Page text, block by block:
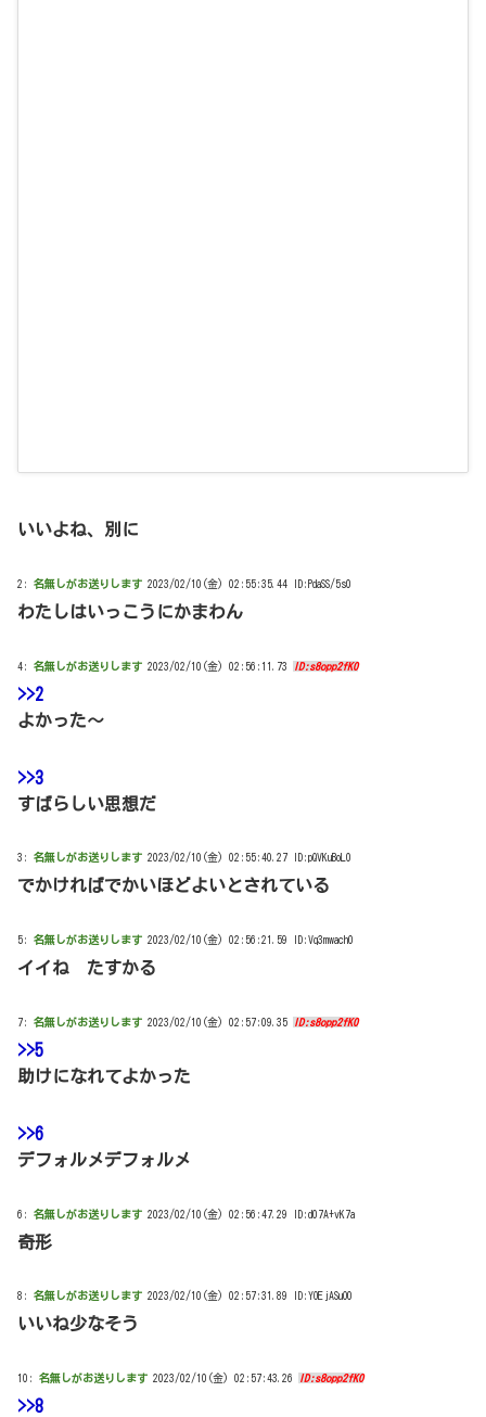
いいよね、別に
2: 名無しがお送りします 2023/02/10(金) 02:55:35.44 ID:PdaSS/5s0
わたしはいっこうにかまわん
4: 名無しがお送りします 2023/02/10(金) 02:56:11.73 ID:s8opp2fK0
>>2
よかった～
>>3
すばらしい思想だ
3: 名無しがお送りします 2023/02/10(金) 02:55:40.27 ID:pQVKuBoL0
でかければでかいほどよいとされている
5: 名無しがお送りします 2023/02/10(金) 02:56:21.59 ID:Vq3mwach0
イイね たすかる
7: 名無しがお送りします 2023/02/10(金) 02:57:09.35 ID:s8opp2fK0
>>5
助けになれてよかった
>>6
デフォルメデフォルメ
6: 名無しがお送りします 2023/02/10(金) 02:56:47.29 ID:d07A+vK7a
奇形
8: 名無しがお送りします 2023/02/10(金) 02:57:31.89 ID:YOEjASuO0
いいね少なそう
10: 名無しがお送りします 2023/02/10(金) 02:57:43.26 ID:s8opp2fK0
>>8